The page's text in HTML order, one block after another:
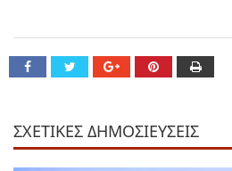
ΣΧΕΤΙΚΕΣ ΔΗΜΟΣΙΕΥΣΕΙΣ